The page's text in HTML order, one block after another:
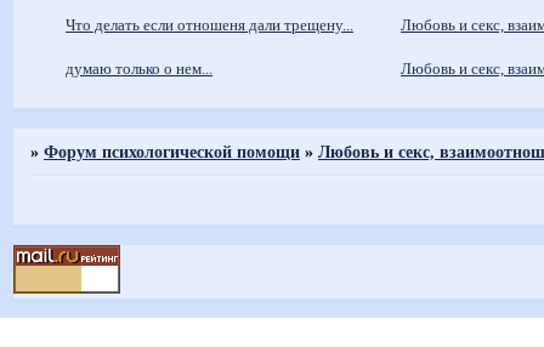
Что делать если отношеня дали трещену... Любовь и секс,
думаю только о нем... Любовь и секс,
»Форум психологической помощи »Любовь и секс,